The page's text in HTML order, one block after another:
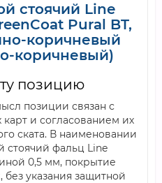
стоячий Line
Pural BT,
коричневый
коричневый)
позицию
позиции связан с
и согласованием их
ската. В наименовании
стоячий фальц Line
0,5 мм, покрытие
без указания защитной